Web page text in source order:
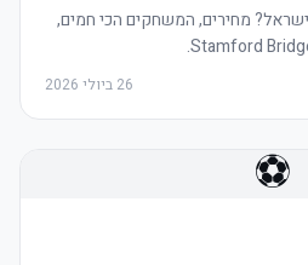
מחירים, המשחקים הכי חמים,
26 ביולי 2026
⚽